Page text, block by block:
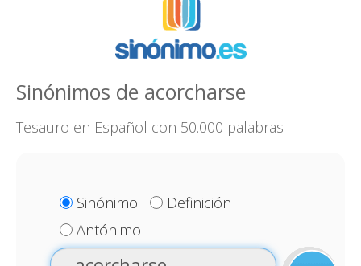
Sinónimos de acorcharse
Tesauro en Español con 50.000 palabras
Sinónimo
Definición
Antónimo